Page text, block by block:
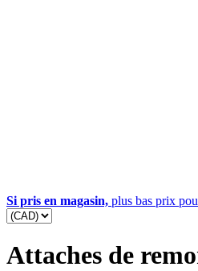
Si pris en magasin, plus bas prix
Attaches de